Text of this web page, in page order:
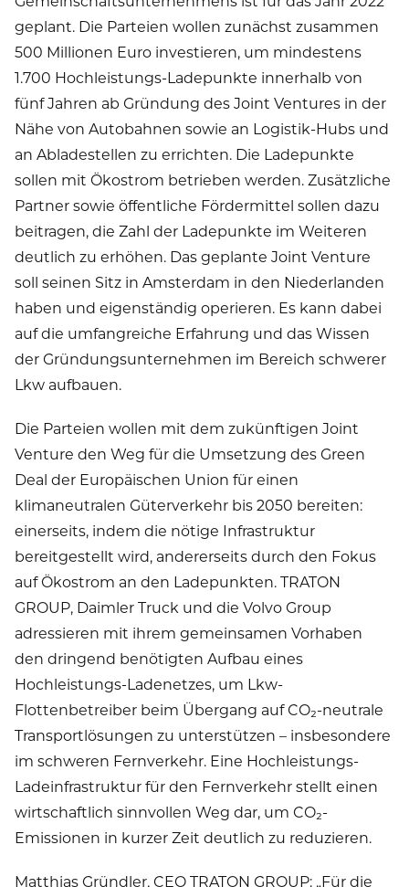
geplant. Die Parteien wollen zunächst zusammen
500 Millionen Euro investieren, um mindestens
1.700 Hochleistungs-Ladepunkte innerhalb von
fünf Jahren ab Gründung des Joint Ventures in der
Nähe von Autobahnen sowie an Logistik-Hubs und
an Abladestellen zu errichten. Die Ladepunkte
sollen mit Ökostrom betrieben werden. Zusätzliche
Partner sowie öffentliche Fördermittel sollen dazu
beitragen, die Zahl der Ladepunkte im Weiteren
deutlich zu erhöhen. Das geplante Joint Venture
soll seinen Sitz in Amsterdam in den Niederlanden
haben und eigenständig operieren. Es kann dabei
auf die umfangreiche Erfahrung und das Wissen
der Gründungsunternehmen im Bereich schwerer
Lkw aufbauen.
Die Parteien wollen mit dem zukünftigen Joint
Venture den Weg für die Umsetzung des Green
Deal der Europäischen Union für einen
klimaneutralen Güterverkehr bis 2050 bereiten:
einerseits, indem die nötige Infrastruktur
bereitgestellt wird, andererseits durch den Fokus
auf Ökostrom an den Ladepunkten. TRATON
GROUP, Daimler Truck und die Volvo Group
adressieren mit ihrem gemeinsamen Vorhaben
den dringend benötigten Aufbau eines
Hochleistungs-Ladenetzes, um Lkw-
Flottenbetreiber beim Übergang auf CO₂-neutrale
Transportlösungen zu unterstützen – insbesondere
im schweren Fernverkehr. Eine Hochleistungs-
Ladeinfrastruktur für den Fernverkehr stellt einen
wirtschaftlich sinnvollen Weg dar, um CO₂-
Emissionen in kurzer Zeit deutlich zu reduzieren.
Matthias Gründler, CEO TRATON GROUP: „Für die